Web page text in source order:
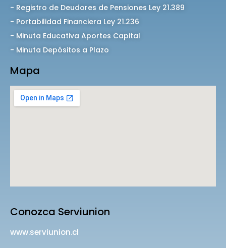
- Registro de Deudores de Pensiones Ley 21.389
- Portabilidad Financiera Ley 21.236
- Minuta Educativa Aportes Capital
- Minuta Depósitos a Plazo
Mapa
Conozca Serviunion
www.serviunion.cl